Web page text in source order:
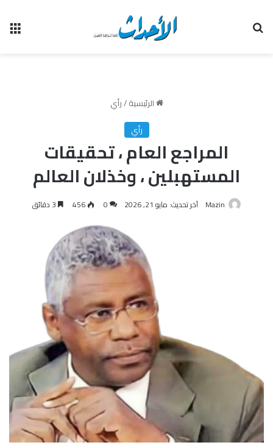
الرئيسية/رأي
رأي
المراجع العام ، تحقيقات
المستهبلين ، وخذلان العالم
Mazin آخر تحديث: مايو 21, 2026 0
456